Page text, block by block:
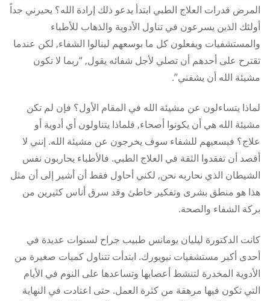
المرض قدرات العلاج الطبي ابتدأ يدعو ذلك إرادة الله؟ يحيرني جداً
أولئك الذين يسرعون في تناول الأدوية والذهاب للأطباء
والمستشفيات ويفعلون كل ما بوسعهم لينالوا الشفاء, لكن عندما
تقترح على أحدهم أن تصلي لأجل شفائه يقول, “ربما لا تكون
مشيئة الله أن يشفني”.
لماذا يتساءلون عن مشيئة الله في المقام الأول؟ فإن لم تكن
مشيئة الله هي أن يكونوا أصحاء, فلماذا يتناولون أي أدوية أو
علاج؟ فبسعيهم للشفاء سوف يخرجون عن مشيئة الله. إنني لا
أقصد أن تفقدوا الثقة في العلاج الطبي. فالأطباء يحاربون نفس
الشيطان الذي نحاربه نحن, لكني أحاول فقط أن أشير إلى أن مثل
هذا هو منطق بشرى وتفكير خاطئ وقد سرق أناس كثيرين من
بركة الشفاء والصحة.
كانت الدكتورة ليليان يومانس طبيب جراح لسنوات عديدة في
أحدى أكبر مستشفيات نيويورك. ابتدأت تتناول كميات صغيرة من
الأدوية المخدرة لتنشط أعصابها وتساعدها على النوم في الأيام
التي تكون فيها مرهقة من كثرة العمل. حتى اعتادت في النهاية